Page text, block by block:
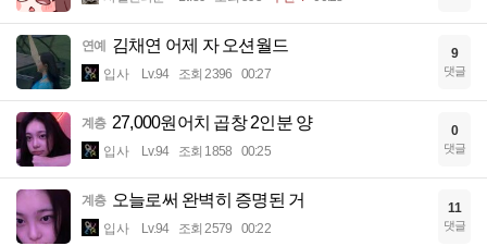
연예 김채연 어제 자 오션월드
입사 Lv.94 조회 2396 00:27
9
댓글
계층 27,000원어치 곱창 2인분 양
입사 Lv.94 조회 1858 00:25
0
댓글
계층 오늘로써 완벽히 증명된 거
입사 Lv.94 조회 2579 00:22
11
댓글